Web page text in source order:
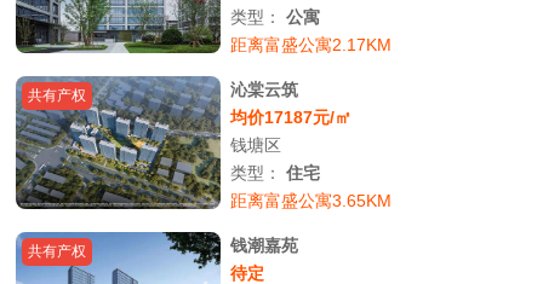
类型：公寓
距离富盛公寓2.17KM
共有产权
沁棠云筑
均价17187元/㎡
钱塘区
类型：住宅
距离富盛公寓3.65KM
共有产权
钱潮嘉苑
待定